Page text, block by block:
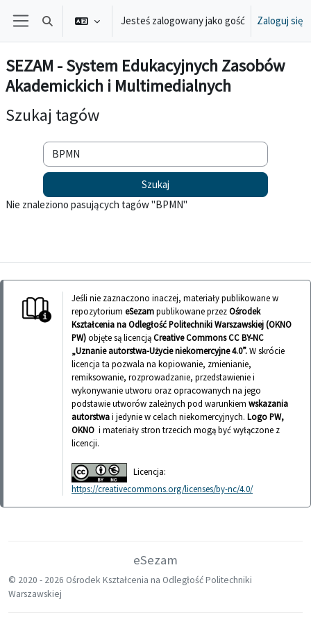
Przejdź do głównej zawartości
Panel boczny
Przełącznik wyszukiwarkiJesteś zalogowany jako gość Zaloguj się
SEZAM - System Edukacyjnych Zasobów
Akademickich i Multimedialnych
Szukaj tagów
Szukaj tagów
Nie znaleziono pasujących tagów "BPMN"
Jeśli nie zaznaczono inaczej, materiały publikowane w
repozytorium eSezampublikowane przezOśrodek
Kształcenia na Odległość Politechniki Warszawskiej (OKNO
PW)objęte są licencjąCreative Commons CC BY-NC
„Uznanie autorstwa-Użycie niekomercyjne 4.0”.W skrócie
licencja ta pozwala na kopiowanie, zmienianie,
remiksowanie, rozprowadzanie, przedstawienie i
wykonywanie utworu oraz opracowanych na jego
podstawie utworów zależnych pod warunkiem wskazania
autorstwai jedynie w celach niekomercyjnych. Logo PW,
OKNO i materiały stron trzecich mogą być wyłączone z
licencji.
Licencja:
https://creativecommons.org/licenses/by-nc/4.0/
eSezam
© 2020 - 2026 Ośrodek Kształcenia na Odległość Politechniki
Warszawskiej